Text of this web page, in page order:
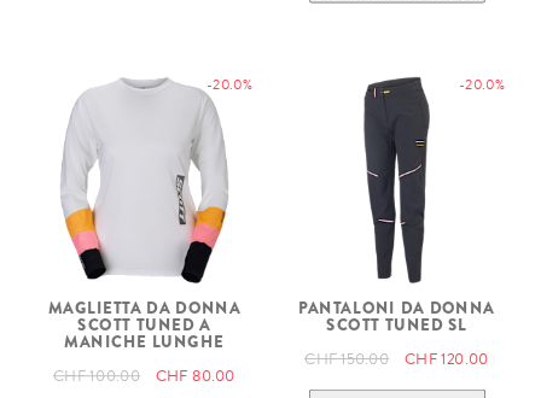
-20.0%
MAGLIETTA DA DONNA
SCOTT TUNED A
MANICHE LUNGHE
CHF 100.00 CHF 80.00
-20.0%
PANTALONI DA DONNA
SCOTT TUNED SL
CHF 150.00 CHF 120.00